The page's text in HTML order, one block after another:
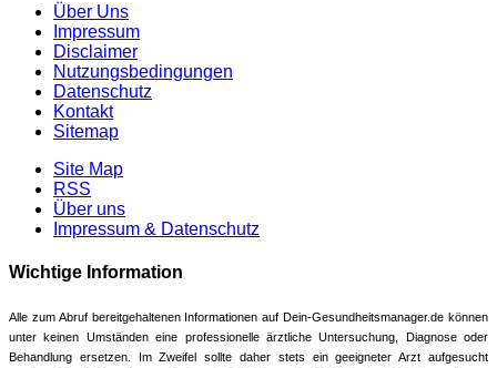
Über Uns
Impressum
Disclaimer
Nutzungsbedingungen
Datenschutz
Kontakt
Sitemap
Site Map
RSS
Über uns
Impressum & Datenschutz
Wichtige Information
Alle zum Abruf bereitgehaltenen Informationen auf Dein-Gesundheitsmanager.de können
unter keinen Umständen eine professionelle ärztliche Untersuchung, Diagnose oder
Behandlung ersetzen. Im Zweifel sollte daher stets ein geeigneter Arzt aufgesucht